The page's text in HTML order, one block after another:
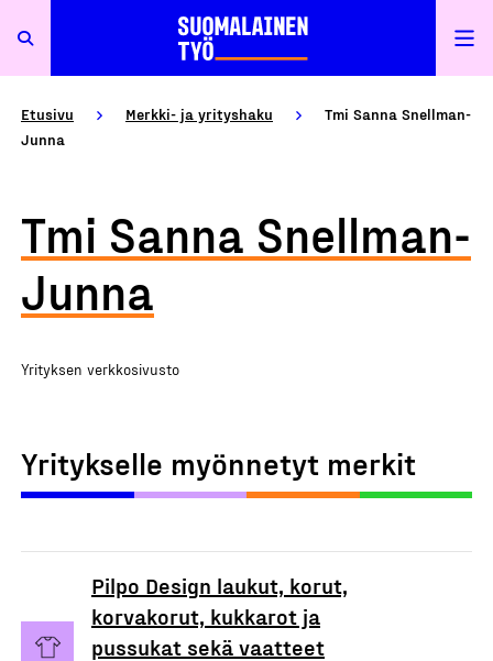
Etusivu Merkki- ja yrityshaku
Tmi Sanna Snellman-
Junna
Tmi Sanna Snellman-
Junna
Yrityksen verkkosivusto
Yritykselle myönnetyt merkit
Pilpo Design laukut, korut,
korvakorut, kukkarot ja
pussukat sekä vaatteet